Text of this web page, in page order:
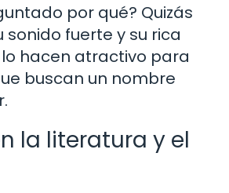
por qué? Quizás
sonido fuerte y su rica
hacen atractivo para
buscan un nombre
la literatura y el